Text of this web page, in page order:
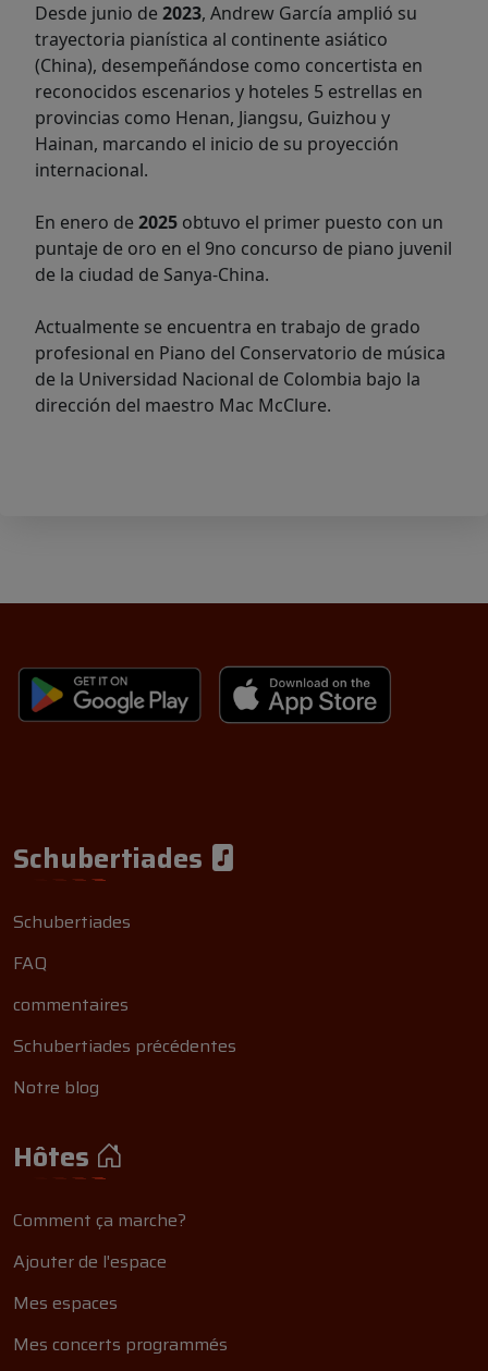
Desde junio de 2023, Andrew García amplió su
trayectoria pianística al continente asiático
(China), desempeñándose como concertista en
reconocidos escenarios y hoteles 5 estrellas en
provincias como Henan, Jiangsu, Guizhou y
Hainan, marcando el inicio de su proyección
internacional.
En enero de 2025 obtuvo el primer puesto con un
puntaje de oro en el 9no concurso de piano juvenil
de la ciudad de Sanya-China.
Actualmente se encuentra en trabajo de grado
profesional en Piano del Conservatorio de música
de la Universidad Nacional de Colombia bajo la
dirección del maestro Mac McClure.
Schubertiades
Schubertiades
FAQ
commentaires
Schubertiades précédentes
Notre blog
Hôtes
Comment ça marche?
Ajouter de l'espace
Mes espaces
Mes concerts programmés